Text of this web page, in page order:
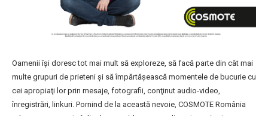
Oamenii îşi doresc tot mai mult să exploreze, să facă parte din cât mai
multe grupuri de prieteni şi să împărtăşească momentele de bucurie cu
cei apropiaţi lor prin mesaje, fotografii, conţinut audio-video,
înregistrări, linkuri. Pornind de la această nevoie, COSMOTE România